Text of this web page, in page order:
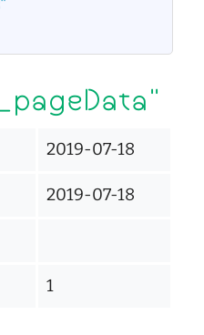
2019-07-18
2019-07-18
1